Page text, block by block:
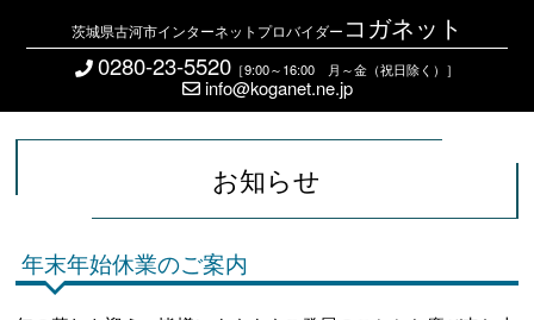
茨城県古河市インターネットプロバイダー コガネット
0280-23-5520 ［9:00～16:00 月～金（祝日除く）］
info@koganet.ne.jp
お知らせ
年末年始休業のご案内